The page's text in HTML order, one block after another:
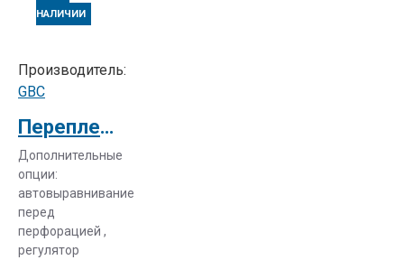
НАЛИЧИИ
Производитель:
GBC
Переплетчик GBC WireBind W20
Дополнительные
опции:
автовыравнивание
перед
перфорацией ,
регулятор